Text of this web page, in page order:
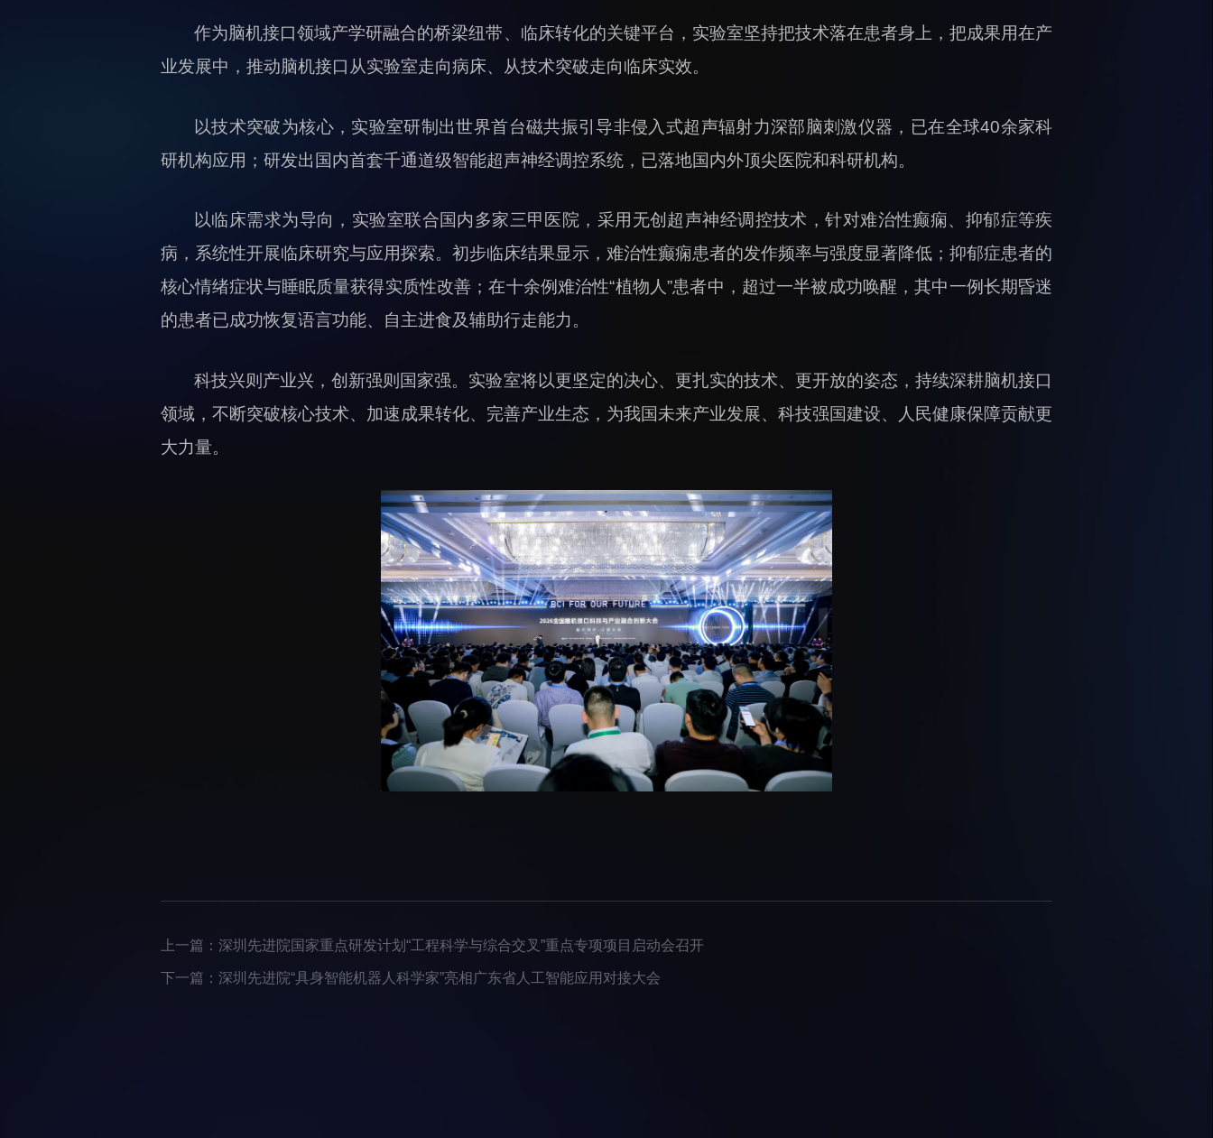
作为脑机接口领域产学研融合的桥梁纽带、临床转化的关键平台，实验室坚持把技术落在患者身上，把成果用在产
业发展中，推动脑机接口从实验室走向病床、从技术突破走向临床实效。
以技术突破为核心，实验室研制出世界首台磁共振引导非侵入式超声辐射力深部脑刺激仪器，已在全球40余家科
研机构应用；研发出国内首套千通道级智能超声神经调控系统，已落地国内外顶尖医院和科研机构。
以临床需求为导向，实验室联合国内多家三甲医院，采用无创超声神经调控技术，针对难治性癫痫、抑郁症等疾
病，系统性开展临床研究与应用探索。初步临床结果显示，难治性癫痫患者的发作频率与强度显著降低；抑郁症患者的
核心情绪症状与睡眠质量获得实质性改善；在十余例难治性“植物人”患者中，超过一半被成功唤醒，其中一例长期昏迷
的患者已成功恢复语言功能、自主进食及辅助行走能力。
科技兴则产业兴，创新强则国家强。实验室将以更坚定的决心、更扎实的技术、更开放的姿态，持续深耕脑机接口
领域，不断突破核心技术、加速成果转化、完善产业生态，为我国未来产业发展、科技强国建设、人民健康保障贡献更
大力量。
上一篇： 深圳先进院国家重点研发计划“工程科学与综合交叉”重点专项项目启动会召开
下一篇： 深圳先进院“具身智能机器人科学家”亮相广东省人工智能应用对接大会